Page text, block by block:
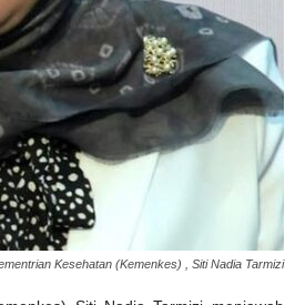
Kesehatan (Kemenkes) , Siti Nadia Tarmizi